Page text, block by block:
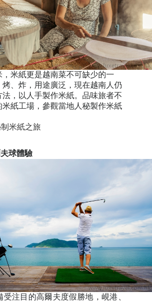
，米紙更是越南菜不可缺少的一
烤、炸，用途廣泛，現在越南人仍
法，以人手製作米紙。品味旅者不
米紙工場，參觀當地人秘製作米紙
米紙之旅
球體驗
受注目的高爾夫度假勝地，峴港、